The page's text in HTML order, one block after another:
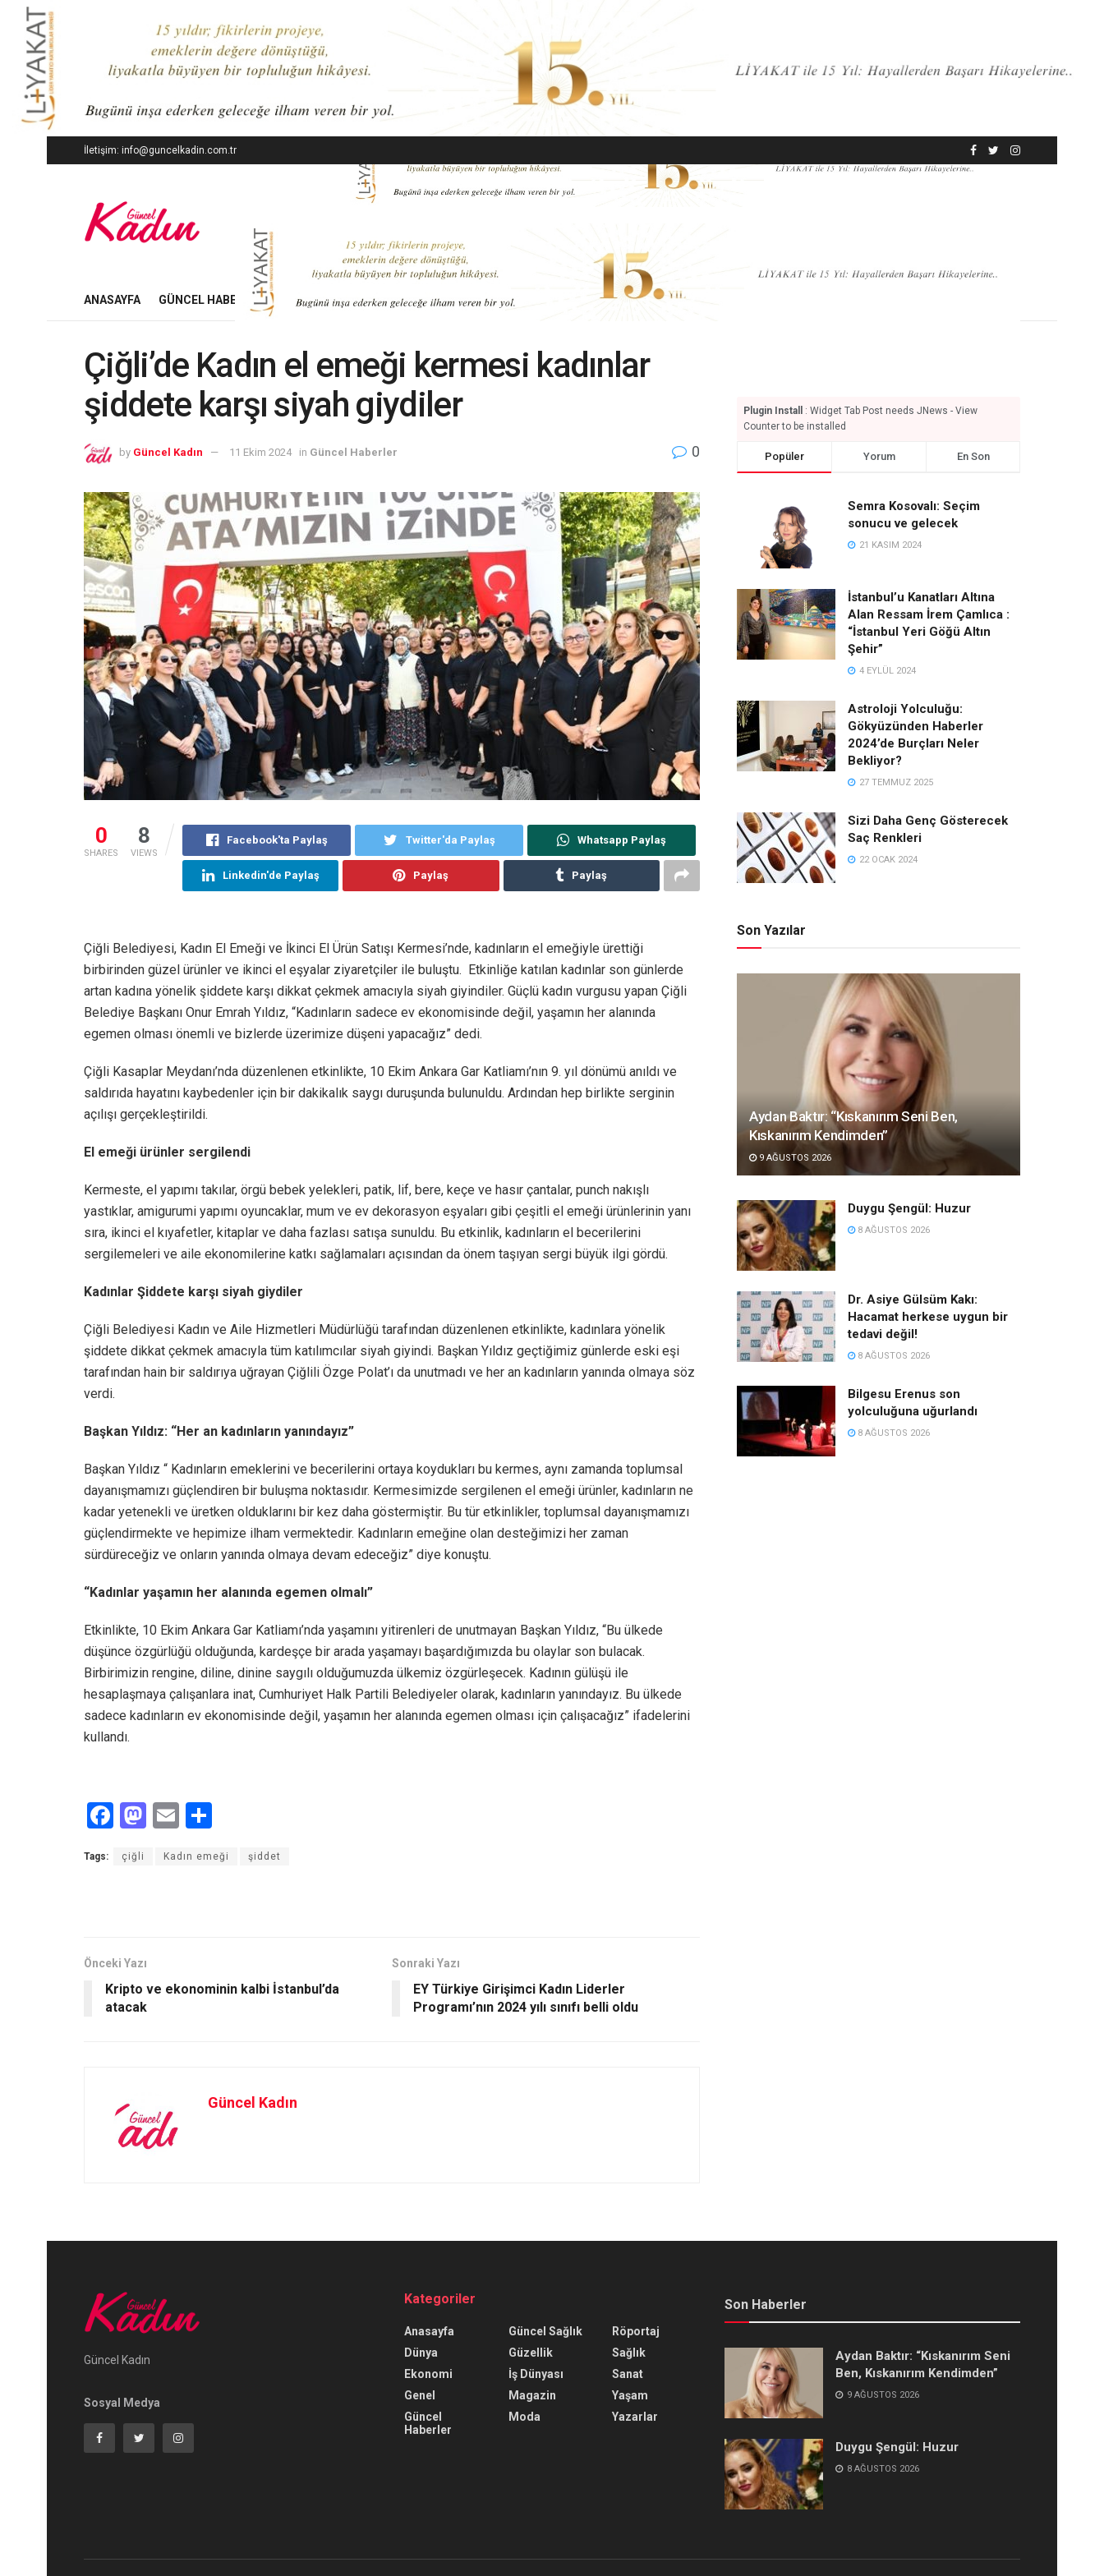
İletişim: info@guncelkadin.com.tr
ANASAYFA GÜNCEL HABERLER İŞ DÜNYASI EKONOMI MODA GÜZELLIK YAŞAM SANAT
Çiğli’de Kadın el emeği kermesi kadınlar
şiddete karşı siyah giydiler
by Güncel Kadın 11 Ekim 2024 in Güncel Haberler 0
0
SHARES
8
VIEWS
Facebook'ta Paylaş Twitter'da Paylaş Whatsapp Paylaş
Linkedin'de Paylaş Paylaş Paylaş
Çiğli Belediyesi, Kadın El Emeği ve İkinci El Ürün Satışı Kermesi’nde, kadınların el emeğiyle ürettiği
birbirinden güzel ürünler ve ikinci el eşyalar ziyaretçiler ile buluştu. Etkinliğe katılan kadınlar son günlerde
artan kadına yönelik şiddete karşı dikkat çekmek amacıyla siyah giyindiler. Güçlü kadın vurgusu yapan Çiğli
Belediye Başkanı Onur Emrah Yıldız, “Kadınların sadece ev ekonomisinde değil, yaşamın her alanında
egemen olması önemli ve bizlerde üzerimize düşeni yapacağız” dedi.
Çiğli Kasaplar Meydanı’nda düzenlenen etkinlikte, 10 Ekim Ankara Gar Katliamı’nın 9. yıl dönümü anıldı ve
saldırıda hayatını kaybedenler için bir dakikalık saygı duruşunda bulunuldu. Ardından hep birlikte serginin
açılışı gerçekleştirildi.
El emeği ürünler sergilendi
Kermeste, el yapımı takılar, örgü bebek yelekleri, patik, lif, bere, keçe ve hasır çantalar, punch nakışlı
yastıklar, amigurumi yapımı oyuncaklar, mum ve ev dekorasyon eşyaları gibi çeşitli el emeği ürünlerinin yanı
sıra, ikinci el kıyafetler, kitaplar ve daha fazlası satışa sunuldu. Bu etkinlik, kadınların el becerilerini
sergilemeleri ve aile ekonomilerine katkı sağlamaları açısından da önem taşıyan sergi büyük ilgi gördü.
Kadınlar Şiddete karşı siyah giydiler
Çiğli Belediyesi Kadın ve Aile Hizmetleri Müdürlüğü tarafından düzenlenen etkinlikte, kadınlara yönelik
şiddete dikkat çekmek amacıyla tüm katılımcılar siyah giyindi. Başkan Yıldız geçtiğimiz günlerde eski eşi
tarafından hain bir saldırıya uğrayan Çiğlili Özge Polat’ı da unutmadı ve her an kadınların yanında olmaya söz
verdi.
Başkan Yıldız: “Her an kadınların yanındayız”
Başkan Yıldız “ Kadınların emeklerini ve becerilerini ortaya koydukları bu kermes, aynı zamanda toplumsal
dayanışmamızı güçlendiren bir buluşma noktasıdır. Kermesimizde sergilenen el emeği ürünler, kadınların ne
kadar yetenekli ve üretken olduklarını bir kez daha göstermiştir. Bu tür etkinlikler, toplumsal dayanışmamızı
güçlendirmekte ve hepimize ilham vermektedir. Kadınların emeğine olan desteğimizi her zaman
sürdüreceğiz ve onların yanında olmaya devam edeceğiz” diye konuştu.
“Kadınlar yaşamın her alanında egemen olmalı”
Etkinlikte, 10 Ekim Ankara Gar Katliamı’nda yaşamını yitirenleri de unutmayan Başkan Yıldız, “Bu ülkede
düşünce özgürlüğü olduğunda, kardeşçe bir arada yaşamayı başardığımızda bu olaylar son bulacak.
Birbirimizin rengine, diline, dinine saygılı olduğumuzda ülkemiz özgürleşecek. Kadının gülüşü ile
hesaplaşmaya çalışanlara inat, Cumhuriyet Halk Partili Belediyeler olarak, kadınların yanındayız. Bu ülkede
sadece kadınların ev ekonomisinde değil, yaşamın her alanında egemen olması için çalışacağız” ifadelerini
kullandı.
F
ce
k
M
st
E
ail ar
Tags: çiğli Kadın emeği şiddet
Önceki Yazı
Kripto ve ekonominin kalbi İstanbul’da
atacak
Sonraki Yazı
EY Türkiye Girişimci Kadın Liderler
Programı’nın 2024 yılı sınıfı belli oldu
Güncel Kadın
Plugin Install
: Widget Tab Post needs JNews - View
Counter to be installed
Popüler Yorum En Son
Semra Kosovalı: Seçim
sonucu ve gelecek
21 KASIM 2024
İstanbul’u Kanatları Altına
Alan Ressam İrem Çamlıca :
“İstanbul Yeri Göğü Altın
Şehir”
4 EYLÜL 2024
Astroloji Yolculuğu:
Gökyüzünden Haberler
2024’de Burçları Neler
Bekliyor?
27 TEMMUZ 2025
Sizi Daha Genç Gösterecek
Saç Renkleri
22 OCAK 2024
Son Yazılar
Aydan Baktır: “Kıskanırım Seni Ben,
Kıskanırım Kendimden”
9 AĞUSTOS 2026
Duygu Şengül: Huzur
8 AĞUSTOS 2026
Dr. Asiye Gülsüm Kakı:
Hacamat herkese uygun bir
tedavi değil!
8 AĞUSTOS 2026
Bilgesu Erenus son
yolculuğuna uğurlandı
8 AĞUSTOS 2026
Güncel Kadın
Sosyal Medya
Kategoriler
Anasayfa
Dünya
Ekonomi
Genel
Güncel
Haberler
Güncel Sağlık
Güzellik
İş Dünyası
Magazin
Moda
Röportaj
Sağlık
Sanat
Yaşam
Yazarlar
Son Haberler
Aydan Baktır: “Kıskanırım Seni
Ben, Kıskanırım Kendimden”
9 AĞUSTOS 2026
Duygu Şengül: Huzur
8 AĞUSTOS 2026